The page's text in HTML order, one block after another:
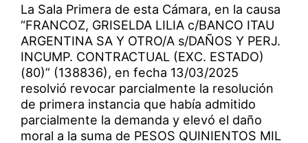
La Sala Primera de esta Cámara, en la causa
“FRANCOZ, GRISELDA LILIA c/BANCO ITAU
ARGENTINA SA Y OTRO/A s/DAÑOS Y PERJ.
INCUMP. CONTRACTUAL (EXC. ESTADO)
(80)” (138836), en fecha 13/03/2025
resolvió revocar parcialmente la resolución
de primera instancia que había admitido
parcialmente la demanda y elevó el daño
moral a la suma de PESOS QUINIENTOS MIL